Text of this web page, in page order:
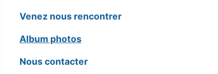
Venez nous rencontrer
Album photos
Nous contacter